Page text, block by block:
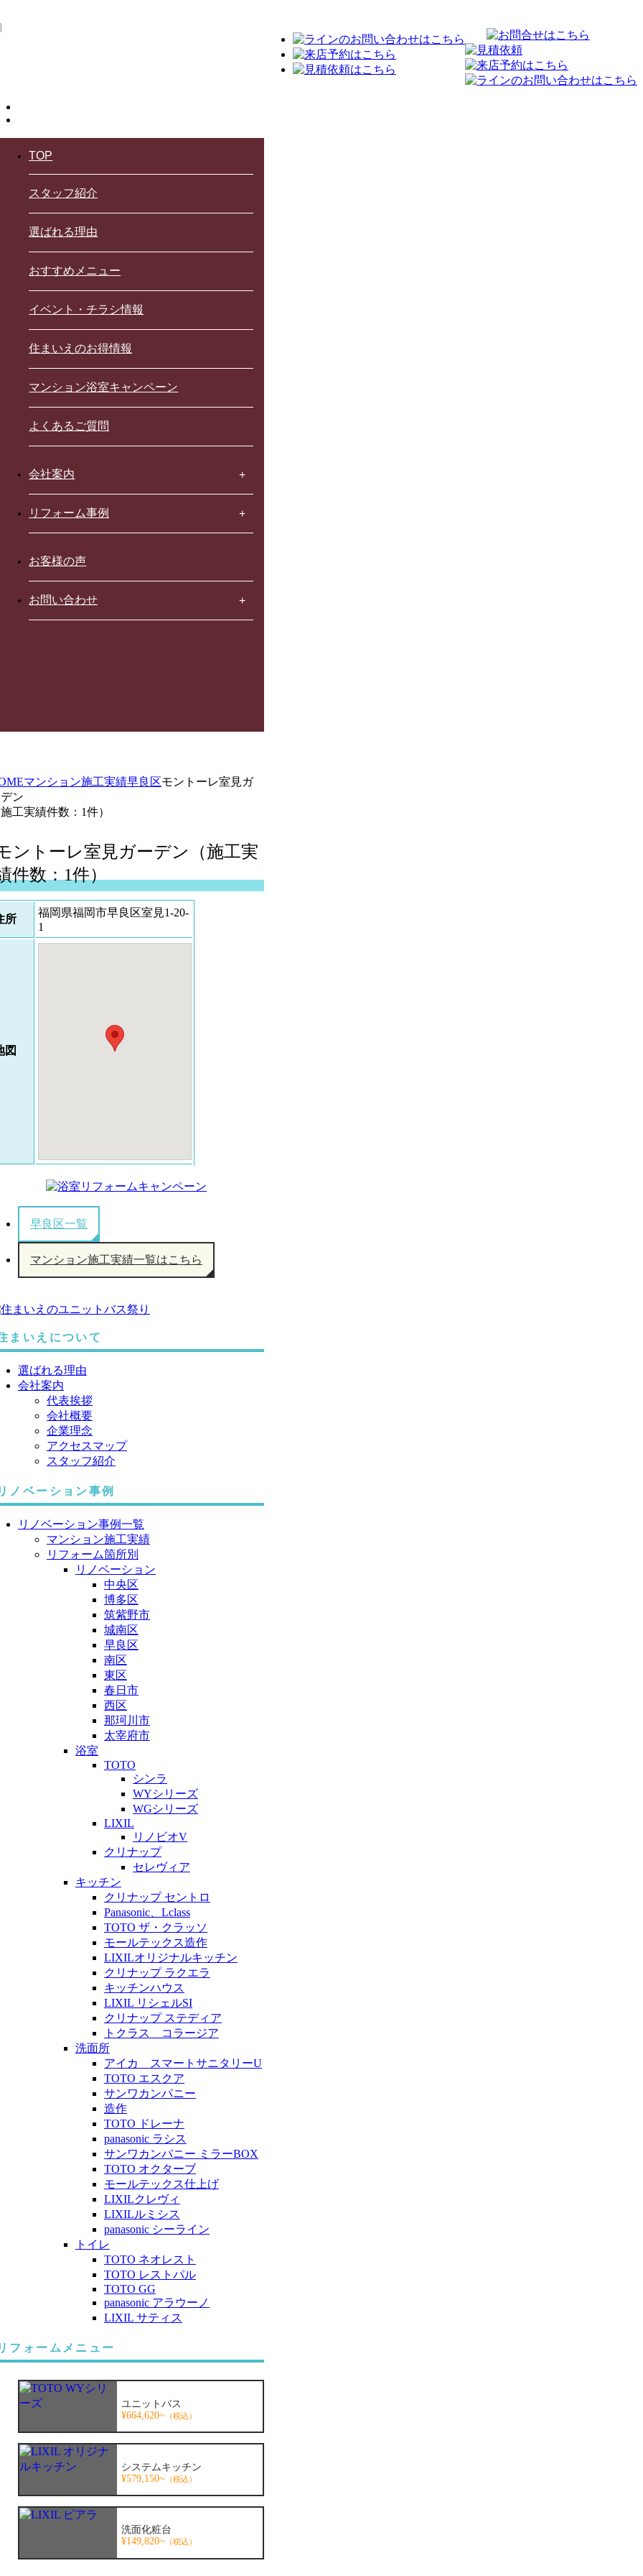
TOP
スタッフ紹介
選ばれる理由
おすすめメニュー
イベント・チラシ情報
住まいえのお得情報
マンション浴室キャンペーン
よくあるご質問
会社案内
リフォーム事例
お客様の声
お問い合わせ
マンション施工実績早良区モントーレ室見ガ
ン
工実績件数：1件）
ントーレ室見ガーデン（施工実
件数：1件）
所
福岡県福岡市早良区室見1-20-
1
図
早良区一覧
マンション施工実績一覧はこちら
まいえについて
選ばれる理由
会社案内
代表挨拶
会社概要
企業理念
アクセスマップ
スタッフ紹介
ノベーション事例
リノベーション事例一覧
マンション施工実績
リフォーム箇所別
リノベーション
中央区
博多区
筑紫野市
城南区
早良区
南区
東区
春日市
西区
那珂川市
太宰府市
浴室
TOTO
シンラ
WYシリーズ
WGシリーズ
LIXIL
リノビオV
クリナップ
セレヴィア
キッチン
クリナップ セントロ
Panasonic、Lclass
TOTO ザ・クラッソ
モールテックス造作
LIXILオリジナルキッチン
クリナップ ラクエラ
キッチンハウス
LIXIL リシェルSI
クリナップ ステディア
トクラス コラージア
洗面所
アイカ スマートサニタリーU
TOTO エスクア
サンワカンパニー
造作
TOTO ドレーナ
panasonic ラシス
サンワカンパニー ミラーBOX
TOTO オクターブ
モールテックス仕上げ
LIXILクレヴィ
LIXILルミシス
panasonic シーライン
トイレ
TOTO ネオレスト
TOTO レストパル
TOTO GG
panasonic アラウーノ
LIXIL サティス
フォームメニュー
ユニットバス
¥664,620~ （税込）
システムキッチン
¥579,150~ （税込）
洗面化粧台
¥149,820~ （税込）